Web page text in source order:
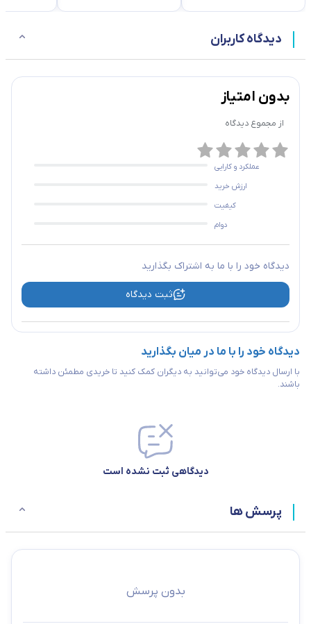
ابعاد(طول*عرض*ارتفاع)
نشانگر LED port: Power / Status
PoE plus
نوع سوئیچ غیرمدیریتی
ظرفیت سوئیچ 16 Gbps
خدمات
Weighted Round Robin
ندارد
عملکرد
پشتیبانی از D-LINK
Green
دیدگاه کاربران
بدون امتیاز
از مجموع دیدگاه
عملکرد و کارایی
ارزش خرید
کیفیت
دوام
دیدگاه خود را با ما به اشتراک بگذارید
ثبت دیدگاه
دیدگاه خود را با ما در میان بگذارید
با ارسال دیدگاه خود می‌توانید به دیگران کمک کنید تا خریدی مطمئن داشته
باشند.
دیدگاهی ثبت نشده است
پرسش ها
بدون پرسش